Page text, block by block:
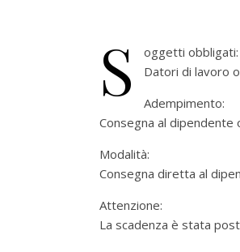
S
oggetti obbligati:
Datori di lavoro
Adempimento:
Consegna al
Modalità:
Consegna diretta al
Attenzione:
La scadenza è stata